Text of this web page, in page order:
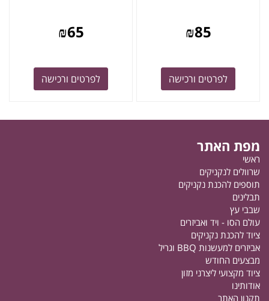
₪85
לפרטים ורכישה
₪65
לפרטים ורכישה
מפת האתר
ראשי
שרוולים לנקניקים
תוספים להכנת נקניקים
תבלינים
שבבי עץ
עולם הסו - ויד ואביזרים
ציוד להכנת נקניקים
אביזרים למעשנות BBQ וגריל
מבצעים החודש
ציוד מקצועי ליצרני מזון
אודותינו
תקנון האתר